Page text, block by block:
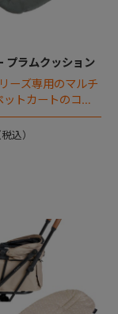
プラムクッション
ーズ専用のマルチ
ットカートのコー
ョン登場。